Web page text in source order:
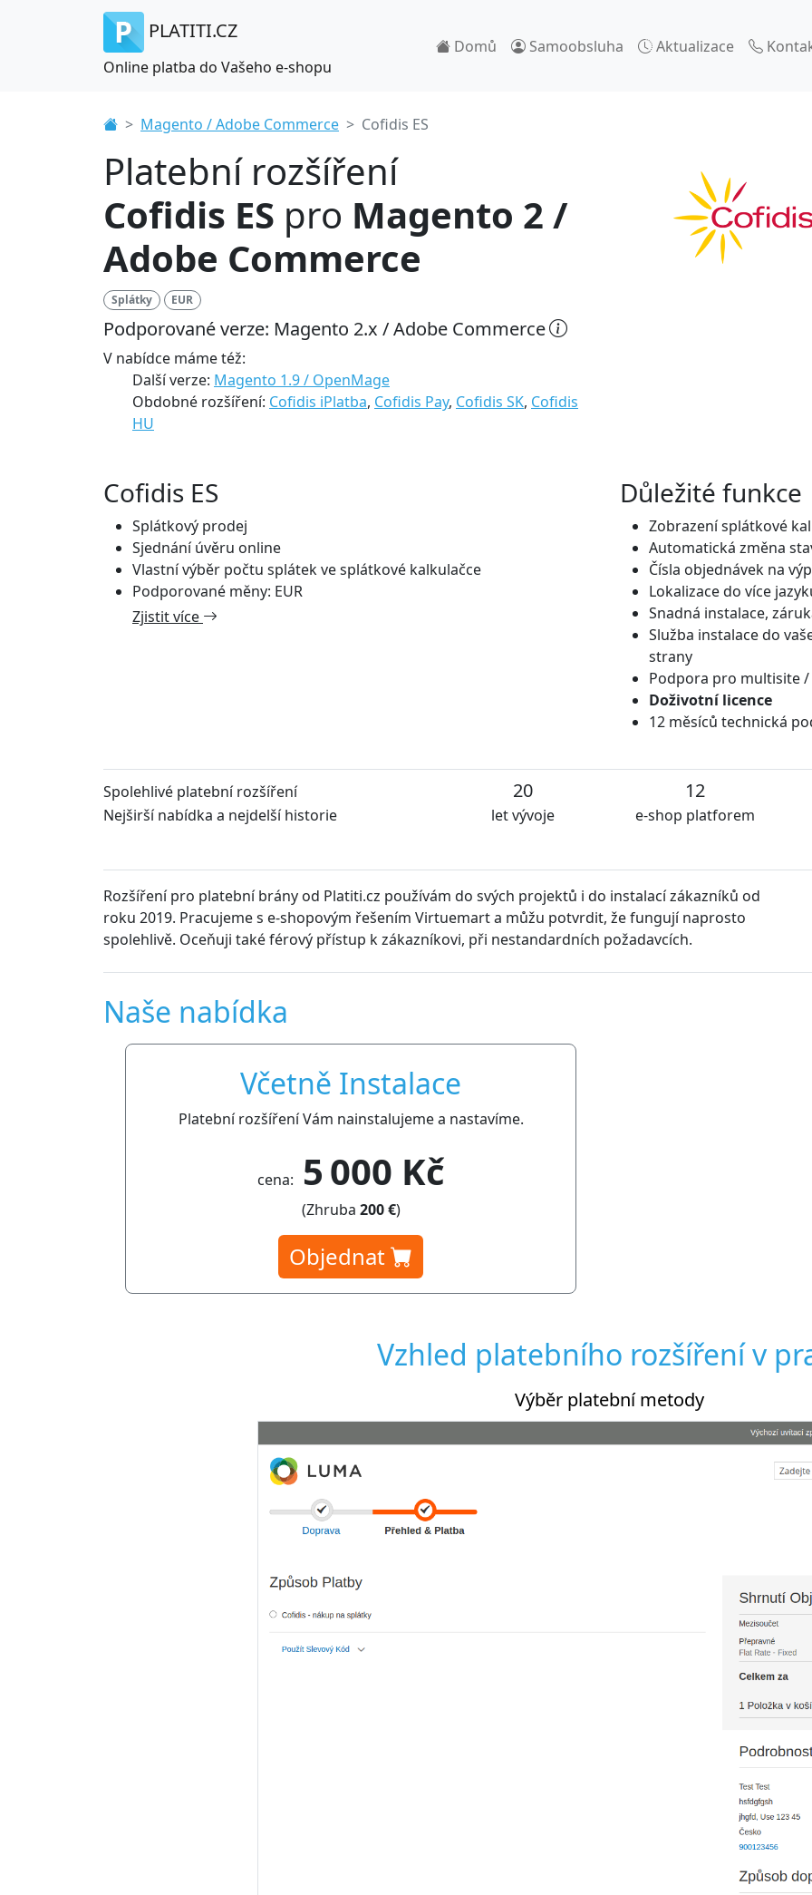
PLATITI.CZ
Online platba do Vašeho e-shopu
Domů Samoobsluha Aktualizace
Magento / Adobe Commerce Cofidis ES
Platební rozšíření
Cofidis ES pro Magento 2 /
Adobe Commerce
Splátky EUR
Podporované verze: Magento 2.x / Adobe Commerce
V nabídce máme též:
Další verze: Magento 1.9 / OpenMage
Obdobné rozšíření: Cofidis iPlatba, Cofidis Pay, Cofidis SK, Cofidis
HU
Cofidis ES
Splátkový prodej
Sjednání úvěru online
Vlastní výběr počtu splátek ve splátkové kalkulačce
Podporované měny: EUR
Zjistit více
Důležité funkce
Zobrazení splátkové
Automatická změna
Čísla objednávek na
Lokalizace do více
Snadná instalace,
Služba instalace do
strany
Podpora pro multisite
Doživotní licence
12 měsíců technická
Spolehlivé platební rozšíření
Nejširší nabídka a nejdelší historie
20
let vývoje
12
e-shop platforem
Rozšíření pro platební brány od Platiti.cz používám do svých projektů i do instalací zákazníků od
roku 2019. Pracujeme s e-shopovým řešením Virtuemart a můžu potvrdit, že fungují naprosto
spolehlivě. Oceňuji také férový přístup k zákazníkovi, při nestandardních požadavcích.
Naše nabídka
Včetně Instalace
Platební rozšíření Vám nainstalujeme a nastavíme.
cena: 5 000 Kč
(Zhruba 200 €)
Objednat
Vzhled platebního rozšíření v
Výběr platební metody